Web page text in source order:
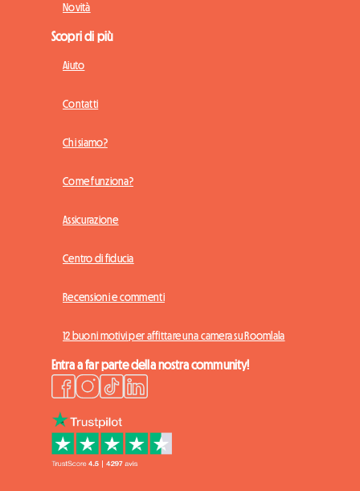
Novità
Scopri di più
Aiuto
Contatti
Chi siamo?
Come funziona?
Assicurazione
Centro di fiducia
Recensioni e commenti
12 buoni motivi per affittare una camera su Roomlala
Entra a far parte della nostra community!